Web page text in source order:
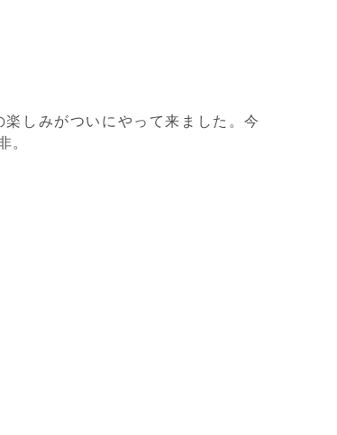
。
って来ました。今
。